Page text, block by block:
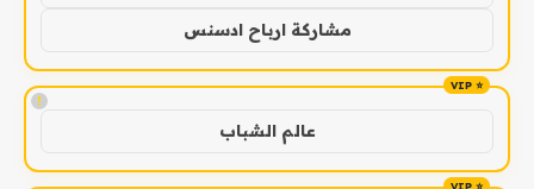
مشاركة ارباح ادسنس
!
عالم الشباب